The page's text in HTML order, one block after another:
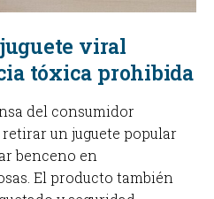
viral
tóxica prohibida
del consumidor
un juguete popular
benceno en
El producto también